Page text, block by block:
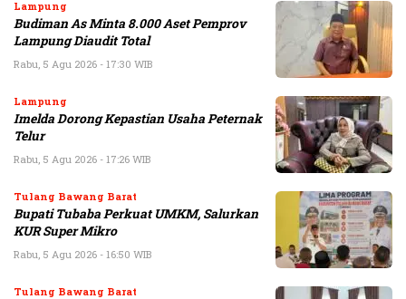
Lampung
Budiman As Minta 8.000 Aset Pemprov
Lampung Diaudit Total
Rabu, 5 Agu 2026 - 17:30 WIB
Lampung
Imelda Dorong Kepastian Usaha Peternak
Telur
Rabu, 5 Agu 2026 - 17:26 WIB
Tulang Bawang Barat
Bupati Tubaba Perkuat UMKM, Salurkan
KUR Super Mikro
Rabu, 5 Agu 2026 - 16:50 WIB
Tulang Bawang Barat